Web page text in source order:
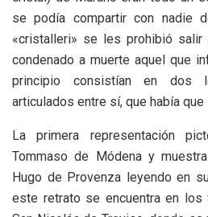
se podía compartir con nadie
«cristalleri» se les prohibió
condenado a muerte aquel que
principio consistían en dos
articulados entre sí, que había que
La primera representación
Tommaso de Módena y
Hugo de Provenza leyendo en
este retrato se encuentra en